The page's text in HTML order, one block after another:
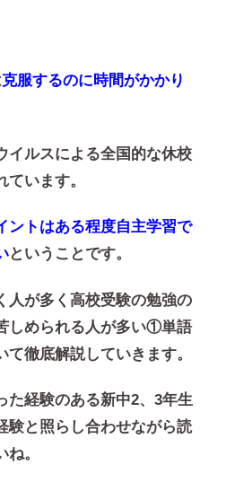
克服するのに時間がかかり
イルスによる全国的な休校
います。
ントはある程度自主学習で
ということです。
人が多く高校受験の勉強の
しめられる人が多い①単語
て徹底解説していきます。
た経験のある新中2、3年生
験と照らし合わせながら読
。